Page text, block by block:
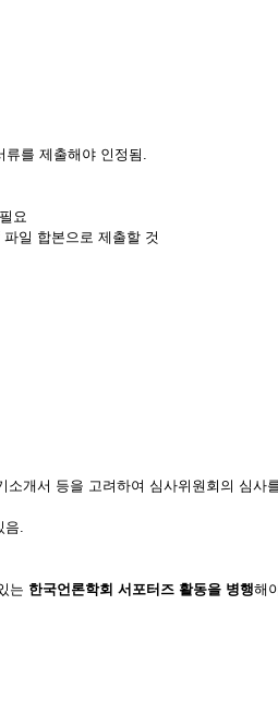
를 제출해야 인정됨.
요
일 합본으로 제출할 것
개서 등을 고려하여 심사위원회의 심사
음.
는 한국언론학회 서포터즈 활동을 병행해